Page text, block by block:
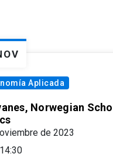
Aplicada
Norwegian
de 2023